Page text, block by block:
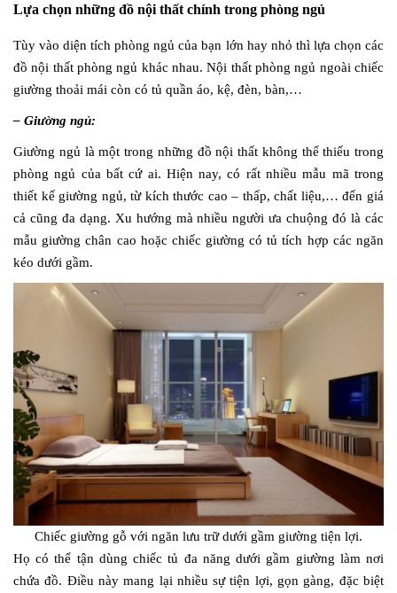
Lựa chọn những đồ nội thất chính trong phòng ngủ
Tùy vào diện tích phòng ngủ của bạn lớn hay nhỏ thì lựa chọn các
đồ nội thất phòng ngủ khác nhau. Nội thất phòng ngủ ngoài chiếc
giường thoải mái còn có tủ quần áo, kệ, đèn, bàn,…
– Giường ngủ:
Giường ngủ là một trong những đồ nội thất không thể thiếu trong
phòng ngủ của bất cứ ai. Hiện nay, có rất nhiều mẫu mã trong
thiết kế giường ngủ, từ kích thước cao – thấp, chất liệu,… đến giá
cả cũng đa dạng. Xu hướng mà nhiều người ưa chuộng đó là các
mẫu giường chân cao hoặc chiếc giường có tủ tích hợp các ngăn
kéo dưới gầm.
Chiếc giường gỗ với ngăn lưu trữ dưới gầm giường tiện lợi.
Họ có thể tận dùng chiếc tủ đa năng dưới gầm giường làm nơi
chứa đồ. Điều này mang lại nhiều sự tiện lợi, gọn gàng, đặc biệt